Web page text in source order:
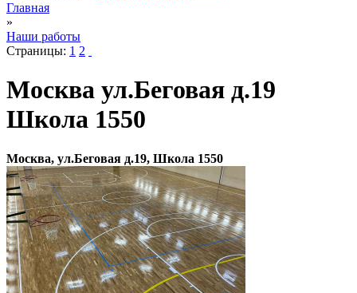
Главная
»
Наши работы
Страницы: 1 2
Москва ул.Беговая д.19
Школа 1550
Москва, ул.Беговая д.19, Школа 1550